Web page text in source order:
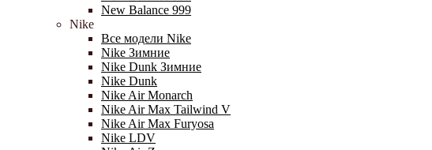
New Balance 999
Nike
Все модели Nike
Nike Зимние
Nike Dunk Зимние
Nike Dunk
Nike Air Monarch
Nike Air Max Tailwind V
Nike Air Max Furyosa
Nike LDV